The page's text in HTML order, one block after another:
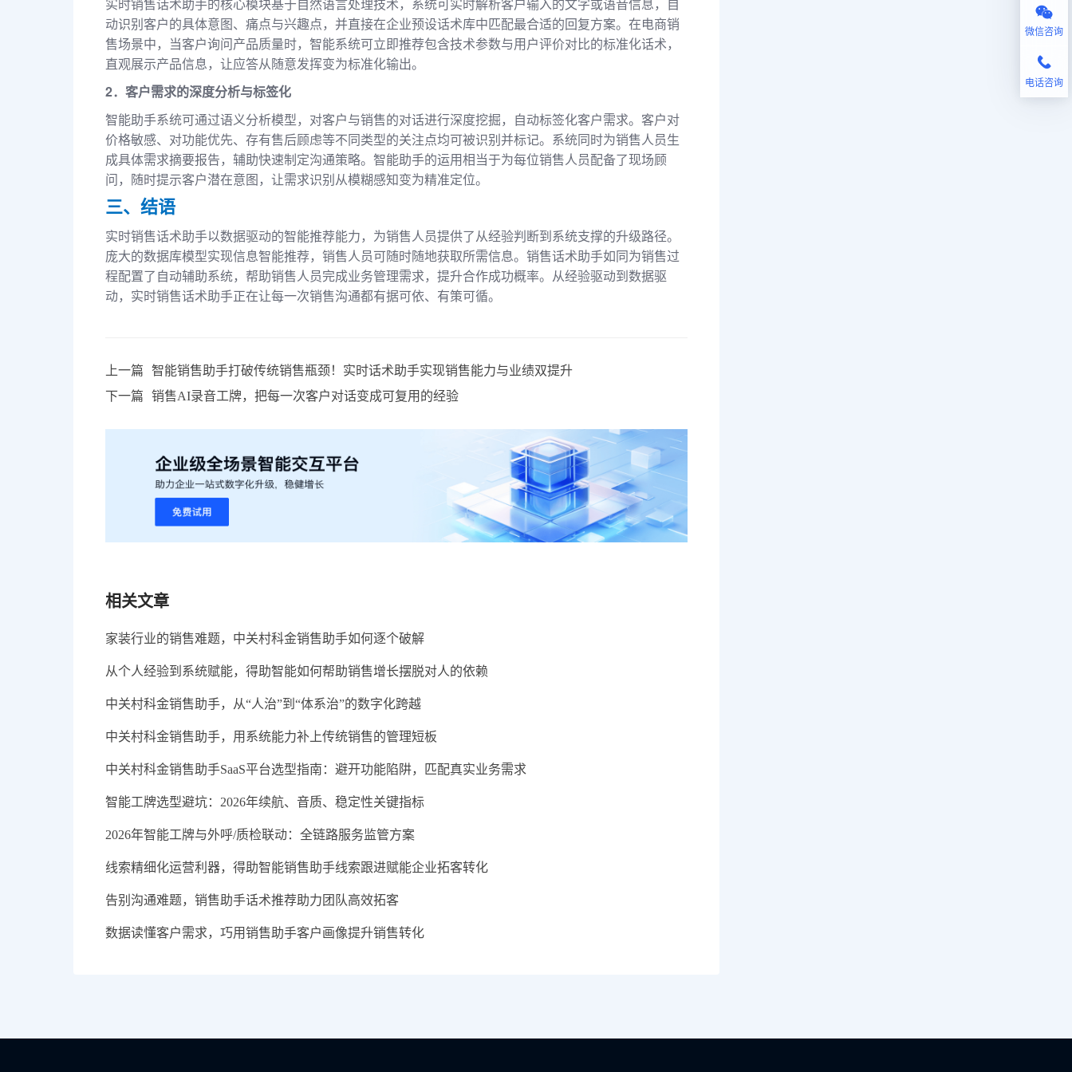
动识别客户的具体意图、痛点与兴趣点，并直接在企业预设话术库中匹配最合适的回复方案。在电商销
售场景中，当客户询问产品质量时，智能系统可立即推荐包含技术参数与用户评价对比的标准化话术，
直观展示产品信息，让应答从随意发挥变为标准化输出。
2．客户需求的深度分析与标签化
智能助手系统可通过语义分析模型，对客户与销售的对话进行深度挖掘，自动标签化客户需求。客户对
价格敏感、对功能优先、存有售后顾虑等不同类型的关注点均可被识别并标记。系统同时为销售人员生
成具体需求摘要报告，辅助快速制定沟通策略。智能助手的运用相当于为每位销售人员配备了现场顾
问，随时提示客户潜在意图，让需求识别从模糊感知变为精准定位。
三、结语
实时销售话术助手以数据驱动的智能推荐能力，为销售人员提供了从经验判断到系统支撑的升级路径。
庞大的数据库模型实现信息智能推荐，销售人员可随时随地获取所需信息。销售话术助手如同为销售过
程配置了自动辅助系统，帮助销售人员完成业务管理需求，提升合作成功概率。从经验驱动到数据驱
动，实时销售话术助手正在让每一次销售沟通都有据可依、有策可循。
上一篇
智能销售助手打破传统销售瓶颈！实时话术助手实现销售能力与业绩双提升
下一篇
销售AI录音工牌，把每一次客户对话变成可复用的经验
相关文章
家装行业的销售难题，中关村科金销售助手如何逐个破解
从个人经验到系统赋能，得助智能如何帮助销售增长摆脱对人的依赖
中关村科金销售助手，从“人治”到“体系治”的数字化跨越
中关村科金销售助手，用系统能力补上传统销售的管理短板
中关村科金销售助手SaaS平台选型指南：避开功能陷阱，匹配真实业务需求
智能工牌选型避坑：2026年续航、音质、稳定性关键指标
2026年智能工牌与外呼/质检联动：全链路服务监管方案
线索精细化运营利器，得助智能销售助手线索跟进赋能企业拓客转化
告别沟通难题，销售助手话术推荐助力团队高效拓客
数据读懂客户需求，巧用销售助手客户画像提升销售转化
微信咨询
电话咨询